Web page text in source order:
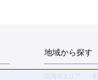
地域から探す